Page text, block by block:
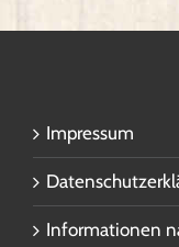
Impressum
Informationen